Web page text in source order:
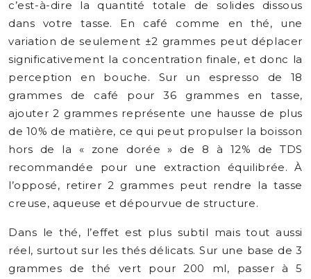
c’est-à-dire la quantité totale de solides dissous
dans votre tasse. En café comme en thé, une
variation de seulement ±2 grammes peut déplacer
significativement la concentration finale, et donc la
perception en bouche. Sur un espresso de 18
grammes de café pour 36 grammes en tasse,
ajouter 2 grammes représente une hausse de plus
de 10% de matière, ce qui peut propulser la boisson
hors de la « zone dorée » de 8 à 12% de TDS
recommandée pour une extraction équilibrée. À
l’opposé, retirer 2 grammes peut rendre la tasse
creuse, aqueuse et dépourvue de structure.
Dans le thé, l’effet est plus subtil mais tout aussi
réel, surtout sur les thés délicats. Sur une base de 3
grammes de thé vert pour 200 ml, passer à 5